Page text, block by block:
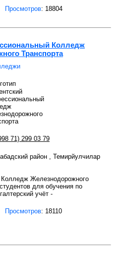
Просмотров: 18804
Колледж
Транспорта
71) 299 03 79
район , Темирйулчилар
Железнодорожного
для обучения по
учёт -
Просмотров: 18110